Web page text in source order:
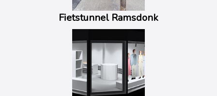
Fietstunnel Ramsdonk